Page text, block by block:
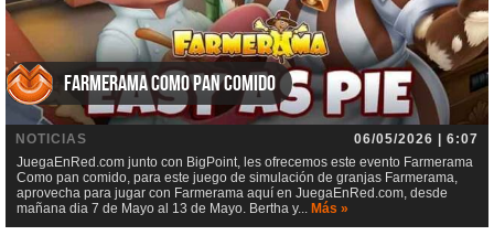
Farmerama Como pan comido
NOTICIAS
06/05/2026 | 6:07
JuegaEnRed.com junto con BigPoint, les ofrecemos este evento Farmerama
Como pan comido, para este juego de simulación de granjas Farmerama,
aprovecha para jugar con Farmerama aquí en JuegaEnRed.com, desde
mañana dia 7 de Mayo al 13 de Mayo. Bertha y... Más »